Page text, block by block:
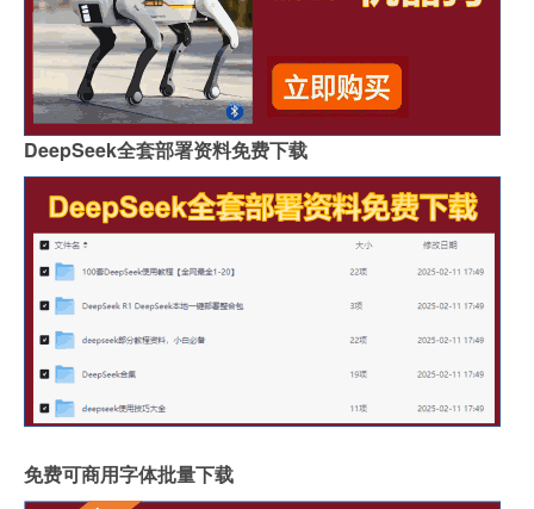
DeepSeek全套部署资料免费下载
免费可商用字体批量下载